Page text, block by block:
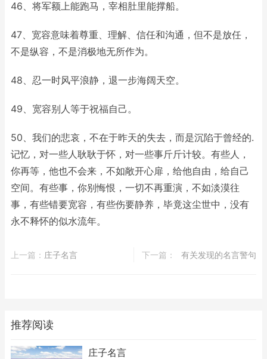
46、将军额上能跑马，宰相肚里能撑船。
47、宽容意味着尊重、理解、信任和沟通，但不是放任，
不是纵容，不是消极地无所作为。
48、忍一时风平浪静，退一步海阔天空。
49、宽容别人等于祝福自己。
50、我们的悲哀，不在于昨天的失去，而是沉陷于曾经的.
记忆，对一些人耿耿于怀，对一些事斤斤计较。有些人，
你再等，他也不会来，不如敞开心扉，给他自由，给自己
空间。有些事，你别悔恨，一切不再重演，不如淡漠往
事，有些错要宽容，有些伤要静养，毕竟这尘世中，没有
永不释怀的似水流年。
上一篇： ​庄子名言 下一篇： ​有关发现的名言警句
推荐阅读
​庄子名言